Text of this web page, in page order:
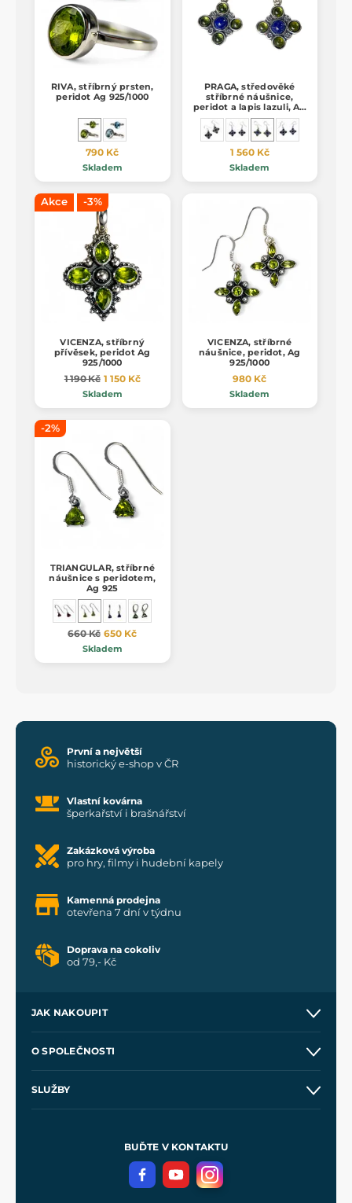
RIVA, stříbrný prsten,
peridot Ag 925/1000
790 Kč
Skladem
PRAGA, středověké
stříbrné náušnice,
peridot a lapis lazuli, Ag
925/1000
1 560 Kč
Skladem
Akce -3%
VICENZA, stříbrný
přívěsek, peridot Ag
925/1000
1 190 Kč 1 150 Kč
Skladem
VICENZA, stříbrné
náušnice, peridot, Ag
925/1000
980 Kč
Skladem
-2%
TRIANGULAR, stříbrné
náušnice s peridotem,
Ag 925
660 Kč 650 Kč
Skladem
První a největší
historický e-shop v ČR
Vlastní kovárna
šperkařství i brašnářství
Zakázková výroba
pro hry, filmy i hudební kapely
Kamenná prodejna
otevřena 7 dní v týdnu
Doprava na cokoliv
od 79,- Kč
JAK NAKOUPIT
Velkoobchod
O SPOLEČNOSTI
SLUŽBY
Meče pro Kingdom Come
BUĎTE V KONTAKTU